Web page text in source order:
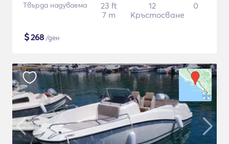
Твърда надуваема
23 ft
7 m
12
Кръстосване
0
$268 /ден